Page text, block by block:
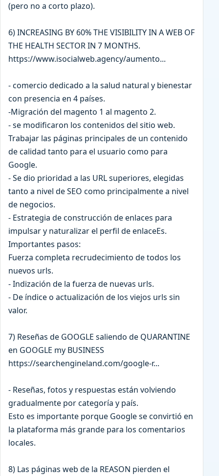
(pero no a corto plazo).
6) INCREASING BY 60% THE VISIBILITY IN A WEB OF
THE HEALTH SECTOR IN 7 MONTHS.
https://www.isocialweb.agency/aumento...
- comercio dedicado a la salud natural y bienestar
con presencia en 4 países.
-Migración del magento 1 al magento 2.
- se modificaron los contenidos del sitio web.
Trabajar las páginas principales de un contenido
de calidad tanto para el usuario como para
Google.
- Se dio prioridad a las URL superiores, elegidas
tanto a nivel de SEO como principalmente a nivel
de negocios.
- Estrategia de construcción de enlaces para
impulsar y naturalizar el perfil de enlaceEs.
Importantes pasos:
Fuerza completa recrudecimiento de todos los
nuevos urls.
- Indización de la fuerza de nuevas urls.
- De índice o actualización de los viejos urls sin
valor.
7) Reseñas de GOOGLE saliendo de QUARANTINE
en GOOGLE my BUSINESS
https://searchengineland.com/google-r...
- Reseñas, fotos y respuestas están volviendo
gradualmente por categoría y país.
Esto es importante porque Google se convirtió en
la plataforma más grande para los comentarios
locales.
8) Las páginas web de la REASON pierden el